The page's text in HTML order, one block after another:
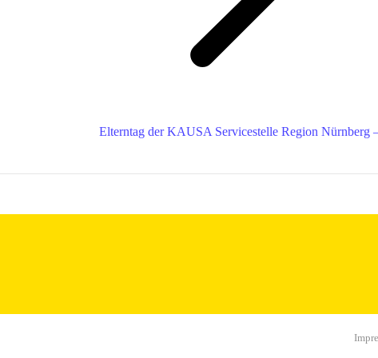
Elterntag der KAUSA Servicestelle Region Nürnberg